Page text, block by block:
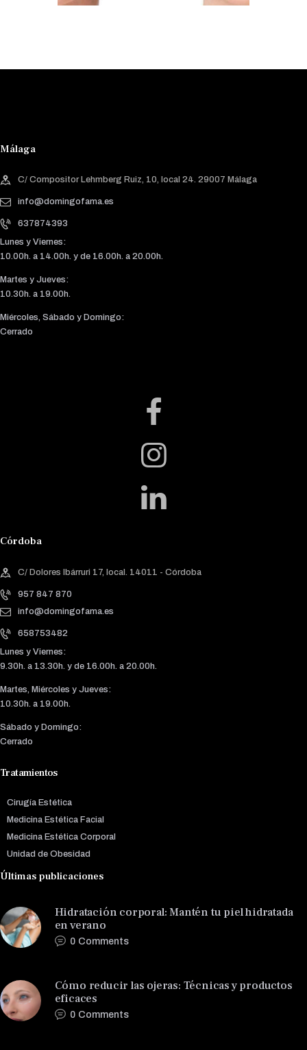
Málaga
C/ Compositor Lehmberg Ruiz, 10, local 24. 29007 Málaga
info@domingofama.es
637874393
Lunes y Viernes:
10.00h. a 14.00h. y de 16.00h. a 20.00h.
Martes y Jueves:
10.30h. a 19.00h.
Miércoles, Sábado y Domingo:
Cerrado
Córdoba
C/ Dolores Ibárruri 17, local. 14011 - Córdoba
957 847 870
info@domingofama.es
658753482
Lunes y Viernes:
9.30h. a 13.30h. y de 16.00h. a 20.00h.
Martes, Miércoles y Jueves:
10.30h. a 19.00h.
Sábado y Domingo:
Cerrado
Tratamientos
Cirugía Estética
Medicina Estética Facial
Medicina Estética Corporal
Unidad de Obesidad
Últimas publicaciones
Hidratación corporal: Mantén tu piel hidratada
en verano
0 Comments
Cómo reducir las ojeras: Técnicas y productos
eficaces
0 Comments